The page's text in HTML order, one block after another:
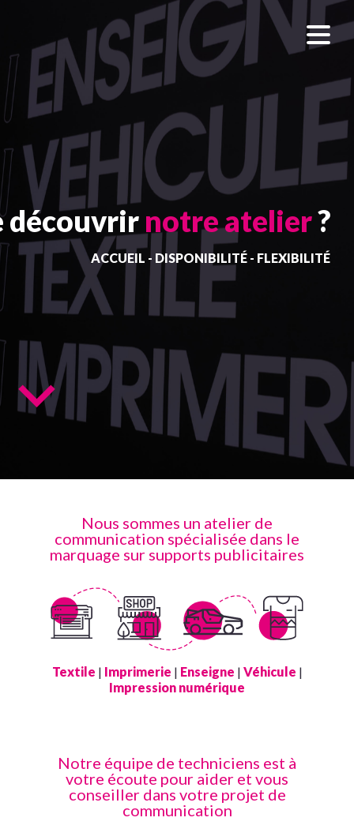
découvrir notre atelier?
ACCUEIL - DISPONIBILITÉ - FLEXIBILITÉ
Nous sommes un atelier de
communication spécialisée dans le
marquage sur supports publicitaires
Textile | Imprimerie | Enseigne | Véhicule |
Impression numérique
Notre équipe de techniciens est à
votre écoute pour aider et vous
conseiller dans votre projet de
communication